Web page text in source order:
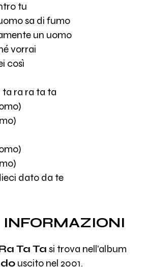
tu
sa di fumo
un uomo
vorrai
così
ra ra ta ta
dato da te
Ta Ta si trova nell'album
uscito nel 2001.